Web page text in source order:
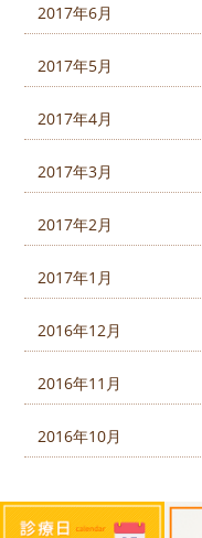
2017年6月
2017年5月
2017年4月
2017年3月
2017年2月
2017年1月
2016年12月
2016年11月
2016年10月